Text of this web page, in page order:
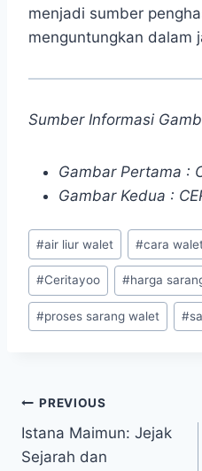
menjadi sumber
menguntungkan dalam
Sumber Informasi
Gambar Pertama :
Gambar Kedua :
Post
Tags:
#air liur walet #cara
#Ceritayoo #harga
#proses sarang walet #
Navigasi
pos
PREVIOUS
Istana Maimun: Jejak
Sejarah dan